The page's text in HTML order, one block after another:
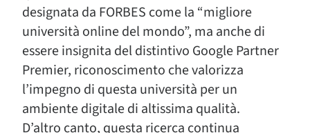
designata da FORBES come la “migliore
università online del mondo”, ma anche di
essere insignita del distintivo Google Partner
Premier, riconoscimento che valorizza
l’impegno di questa università per un
ambiente digitale di altissima qualità.
D’altro canto, questa ricerca continua